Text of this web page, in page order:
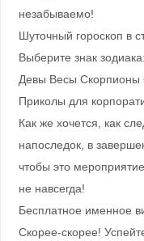
незабываемо!
Шуточный гороскоп в
Выберите знак
Девы Весы Скорпионы
Приколы для
Как же хочется, как
напоследок, в
чтобы это
не навсегда!
Бесплатное именное
Скорее-скорее!